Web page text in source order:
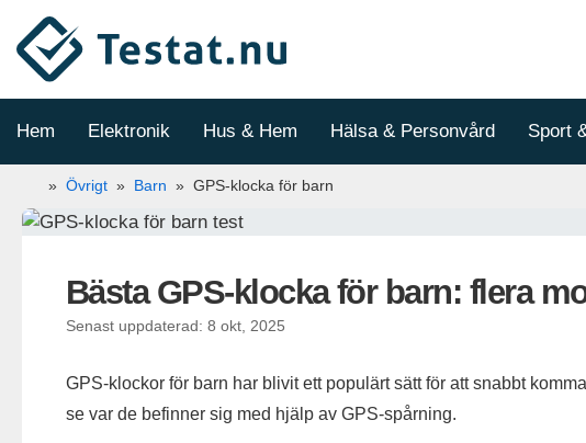
Hoppa
till
innehåll
Hem Elektronik Hus & Hem Hälsa & Personvård Sport
» Övrigt » Barn » GPS-klocka för barn
Bästa GPS-klocka för barn: flera
Senast uppdaterad: 8 okt, 2025
GPS-klockor för barn har blivit ett populärt sätt för att snabbt
se var de befinner sig med hjälp av GPS-spårning.